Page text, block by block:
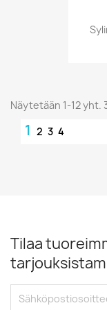
Näytetään 1-12
1 2 3 4
Tilaa